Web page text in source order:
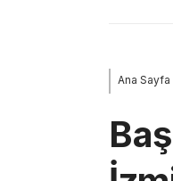
Ana Sayfa